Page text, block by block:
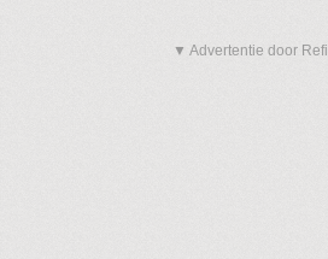
▼ Advertentie door